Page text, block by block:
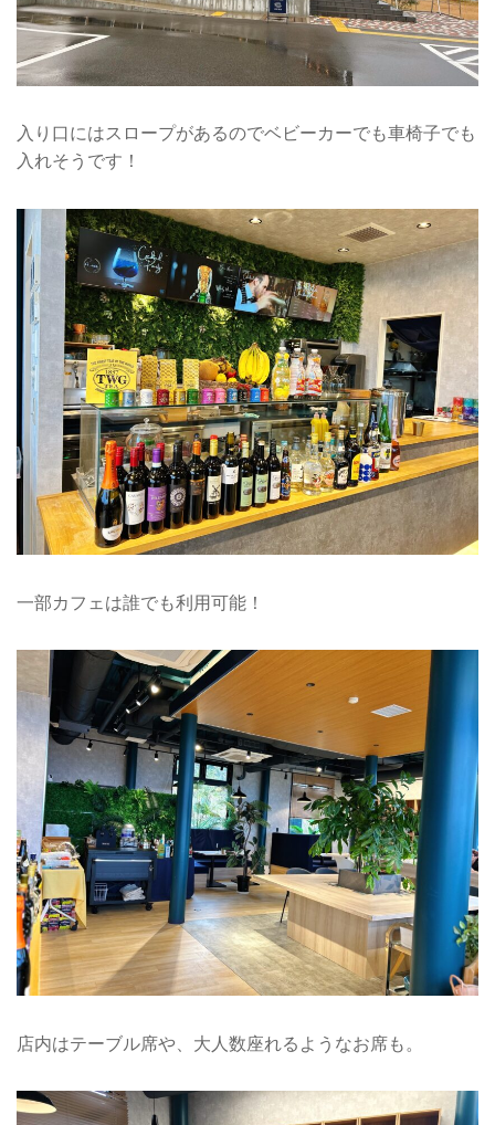
入り口にはスロープがあるのでベビーカーでも車椅子でも
入れそうです！
一部カフェは誰でも利用可能！
店内はテーブル席や、大人数座れるようなお席も。